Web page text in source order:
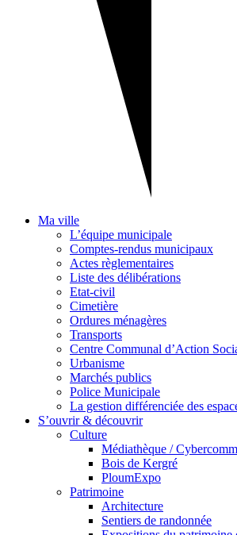
Ma ville
L’équipe municipale
Comptes-rendus municipaux
Actes règlementaires
Liste des délibérations
Etat-civil
Cimetière
Ordures ménagères
Transports
Centre Communal d’Action
Urbanisme
Marchés publics
Police Municipale
La gestion différenciée des
S’ouvrir & découvrir
Culture
Médiathèque /
Bois de Kergré
PloumExpo
Patrimoine
Architecture
Sentiers de randonnée